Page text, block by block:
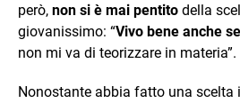
però, non si è mai pentito della
giovanissimo: “Vivo bene anche
non mi va di teorizzare in materia”.
Nonostante abbia fatto una scelta